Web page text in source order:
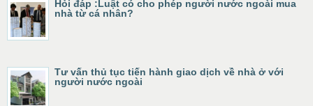
Hỏi đáp :Luật có cho phép người nước ngoài mua
nhà từ cá nhân?
Tư vấn thủ tục tiến hành giao dịch về nhà ở với
người nước ngoài